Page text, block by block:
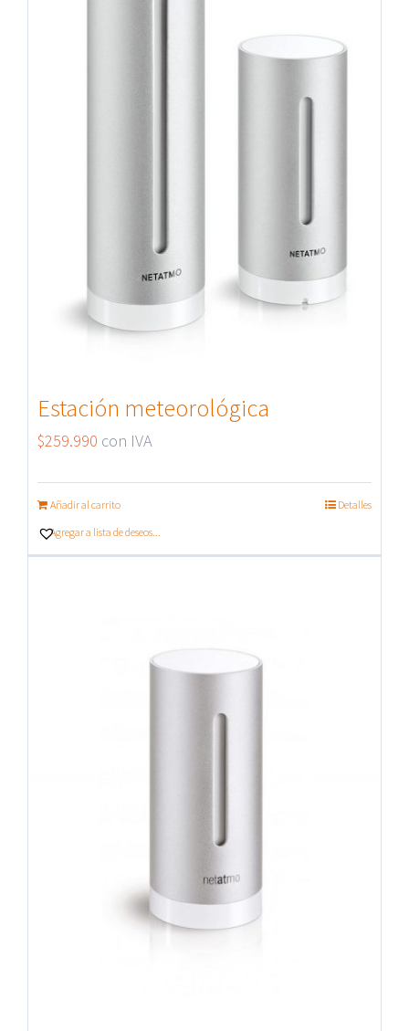
Estación meteorológica
$259.990 con IVA
Añadir al carrito
Detalles
Agregar a lista de deseos...